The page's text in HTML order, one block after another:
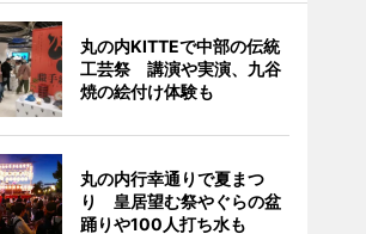
丸の内KITTEで中部の伝統
工芸祭 講演や実演、九谷
焼の絵付け体験も
丸の内行幸通りで夏まつ
り 皇居望む祭やぐらの盆
踊りや100人打ち水も